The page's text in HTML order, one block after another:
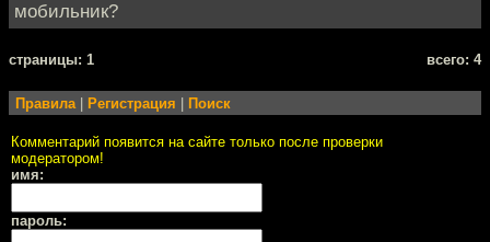
мобильник?
cтраницы: 1 всего: 4
Правила| Регистрация Поиск
Комментарий появится на сайте только после проверки
модератором!
имя:
пароль: